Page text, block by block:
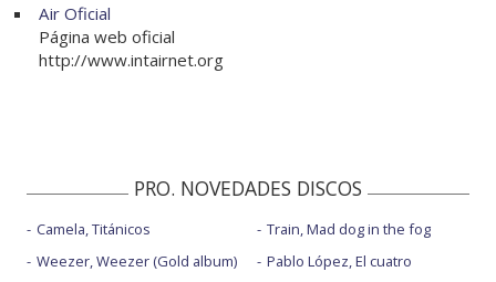
Air Oficial
Página web oficial
http://www.intairnet.org
PRO. NOVEDADES DISCOS
Camela, Titánicos
Weezer, Weezer (Gold album)
Train, Mad dog in the fog
Pablo López, El cuatro